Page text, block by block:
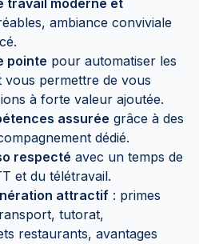
travail moderne et
ambiance conviviale
pointe pour automatiser les
permettre de vous
à forte valeur ajoutée.
assurée grâce à des
dédié.
respecté avec un temps de
et du télétravail.
attractif : primes
tutorat,
restaurants, avantages